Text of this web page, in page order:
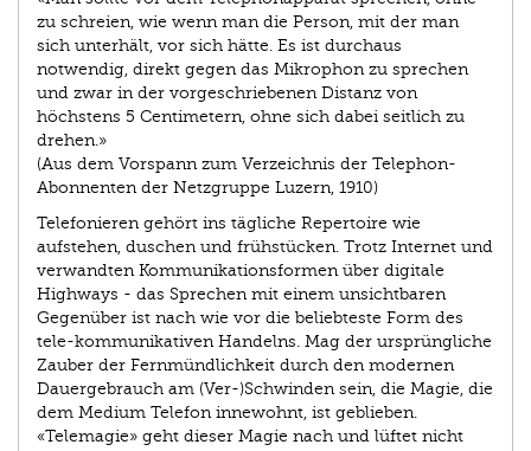
zu schreien, wie wenn man die Person, mit der man
sich unterhält, vor sich hätte. Es ist durchaus
notwendig, direkt gegen das Mikrophon zu sprechen
und zwar in der vorgeschriebenen Distanz von
höchstens 5 Centimetern, ohne sich dabei seitlich zu
drehen.»
(Aus dem Vorspann zum Verzeichnis der Telephon-
Abonnenten der Netzgruppe Luzern, 1910)
Telefonieren gehört ins tägliche Repertoire wie
aufstehen, duschen und frühstücken. Trotz Internet und
verwandten Kommunikationsformen über digitale
Highways - das Sprechen mit einem unsichtbaren
Gegenüber ist nach wie vor die beliebteste Form des
tele-kommunikativen Handelns. Mag der ursprüngliche
Zauber der Fernmündlichkeit durch den modernen
Dauergebrauch am (Ver-)Schwinden sein, die Magie, die
dem Medium Telefon innewohnt, ist geblieben.
«Telemagie» geht dieser Magie nach und lüftet nicht